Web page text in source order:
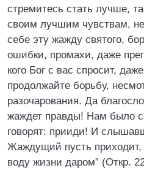
стремитесь стать лучше,
своим лучшим чувствам,
себе эту жажду святого,
ошибки, промахи, даже
кого Бог с вас спросит,
продолжайте борьбу,
разочарования. Да
жаждет правды! Нам было
говорят: прииди! И
Жаждущий пусть
воду жизни даром” (Откр.